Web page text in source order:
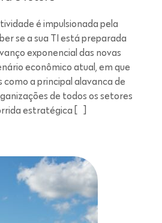
é impulsionada pela
se a sua TI está preparada
exponencial das novas
econômico atual, em que
como a principal alavanca de
de todos os setores
estratégica […]